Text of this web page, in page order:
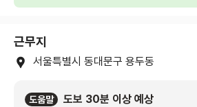
근무지
서울특별시 동대문구 용두동
도움말 도보 30분 이상 예상